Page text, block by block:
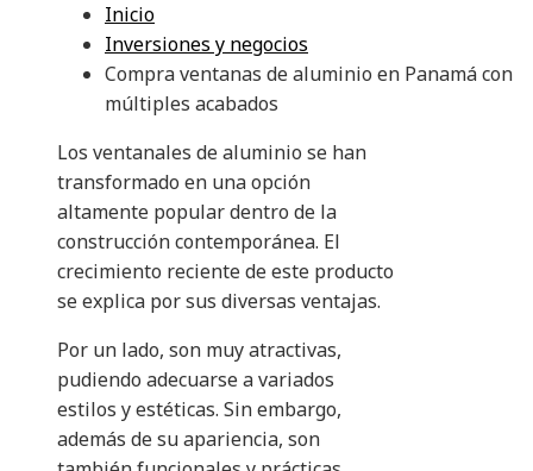
Inicio
Inversiones y negocios
Compra ventanas de aluminio en Panamá con
múltiples acabados
Los ventanales de aluminio se han
transformado en una opción
altamente popular dentro de la
construcción contemporánea. El
crecimiento reciente de este producto
se explica por sus diversas ventajas.
Por un lado, son muy atractivas,
pudiendo adecuarse a variados
estilos y estéticas. Sin embargo,
además de su apariencia, son